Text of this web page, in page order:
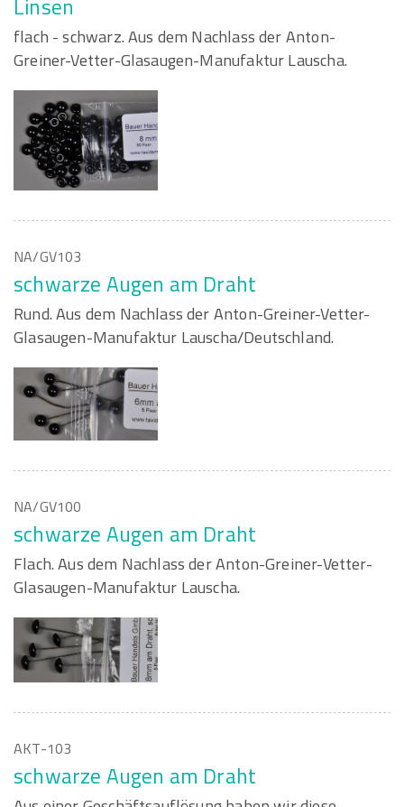
Linsen
flach - schwarz. Aus dem Nachlass der Anton-
Greiner-Vetter-Glasaugen-Manufaktur Lauscha.
NA/GV103
schwarze Augen am Draht
Rund. Aus dem Nachlass der Anton-Greiner-Vetter-
Glasaugen-Manufaktur Lauscha/Deutschland.
NA/GV100
schwarze Augen am Draht
Flach. Aus dem Nachlass der Anton-Greiner-Vetter-
Glasaugen-Manufaktur Lauscha.
AKT-103
schwarze Augen am Draht